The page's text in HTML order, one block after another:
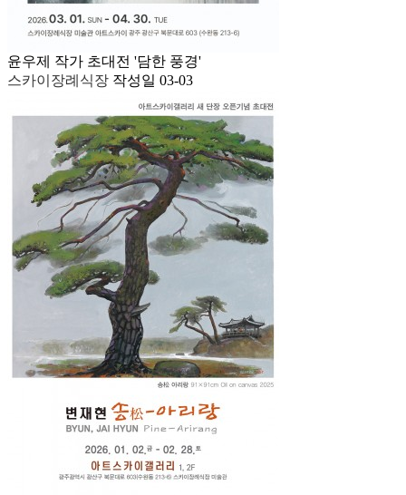
윤우제 작가 초대전 '담한 풍경'
스카이장례식장 작성일 03-03